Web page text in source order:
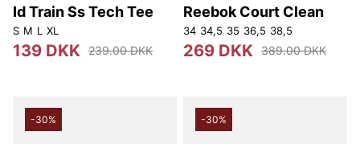
Id Train Ss Tech Tee
S M L XL
139 DKK 239.00 DKK
Reebok Court Clean
34 34,5 35 36,5 38,5
269 DKK 389.00 DKK
-30% -30%